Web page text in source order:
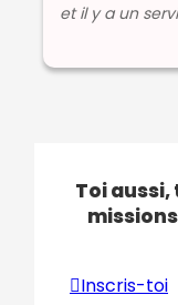
et il y a un
Toi
Inscris-toi